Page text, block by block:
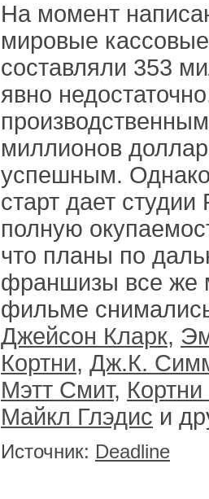
На момент
мировые
составляли 353
явно
миллионов
успешным.
старт дает
полную
что планы по
франшизы все же
фильме
Джейсон Кларк,
Кортни, Дж.К.
Мэтт Смит,
Майкл Глэдис и
Источник: Deadline